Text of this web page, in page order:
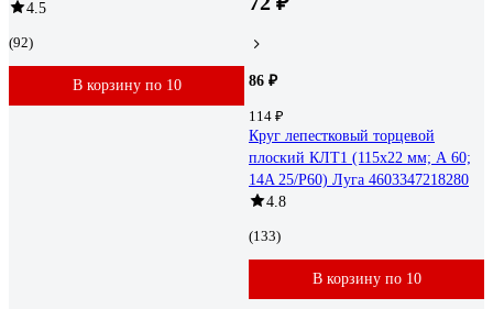
4.5
(92)
В корзину по 10 86 ₽
114 ₽
Круг лепестковый торцевой
плоский КЛТ1 (115х22 мм; А 60;
14A 25/Р60) Луга 4603347218280
4.8
(133)
В корзину по 10